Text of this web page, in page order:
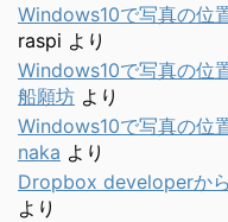
Windows10で写真の位
raspi より
Windows10で写真の位
船願坊 より
Windows10で写真の位
naka より
Dropbox developerか
より